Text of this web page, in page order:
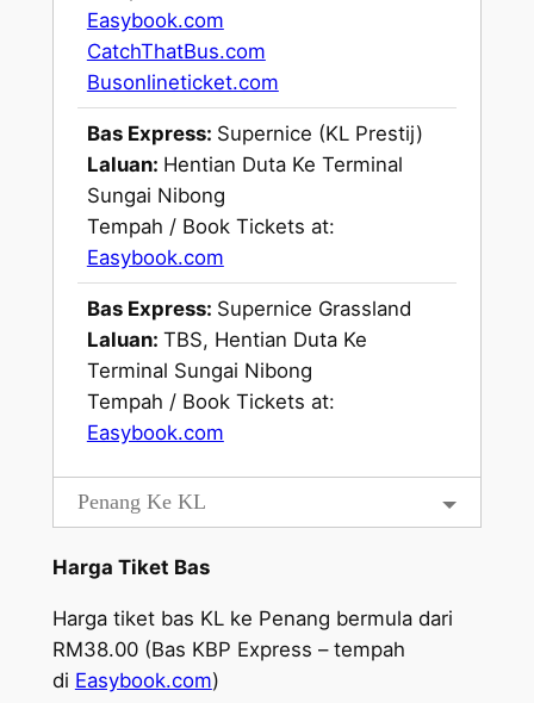
Easybook.com
CatchThatBus.com
Busonlineticket.com
Bas Express: Supernice (KL Prestij)
Laluan: Hentian Duta Ke Terminal
Sungai Nibong
Tempah / Book Tickets at:
Easybook.com
Bas Express: Supernice Grassland
Laluan: TBS, Hentian Duta Ke
Terminal Sungai Nibong
Tempah / Book Tickets at:
Easybook.com
Penang Ke KL
Harga Tiket Bas
Harga tiket bas KL ke Penang bermula dari
RM38.00 (Bas KBP Express – tempah
di Easybook.com)